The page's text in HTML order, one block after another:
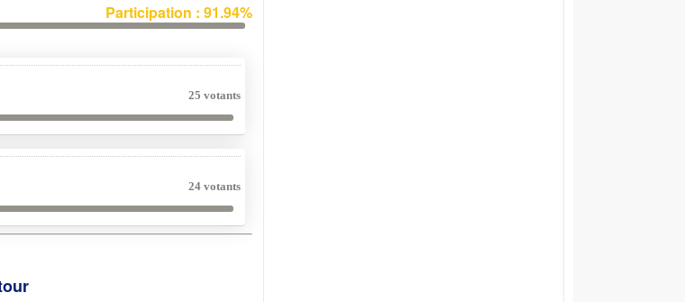
Participation : 91.94%
25 votants
24 votants